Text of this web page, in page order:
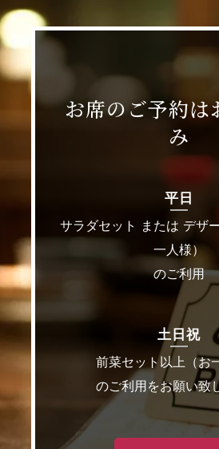
お席のご予約は
み
平日
サラダセット または デザ
一人様）
のご利用
土日祝
前菜セット以上（お
のご利用をお願い致